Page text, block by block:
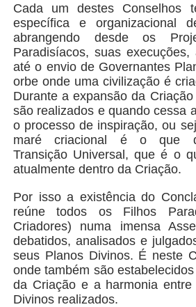
Cada um destes Conselhos
específica e organizacional
abrangendo desde os
Paradisíacos, suas execuções,
até o envio de Governantes
orbe onde uma civilização é
Durante a expansão da
são realizados e quando cessa
o processo de inspiração, ou
maré criacional é o que
Transição Universal, que é o
atualmente dentro da Criação.
Por isso a existência do
reúne todos os Filhos
Criadores) numa imensa
debatidos, analisados e
seus Planos Divinos. É neste
onde também são
da Criação e a harmonia
Divinos realizados.